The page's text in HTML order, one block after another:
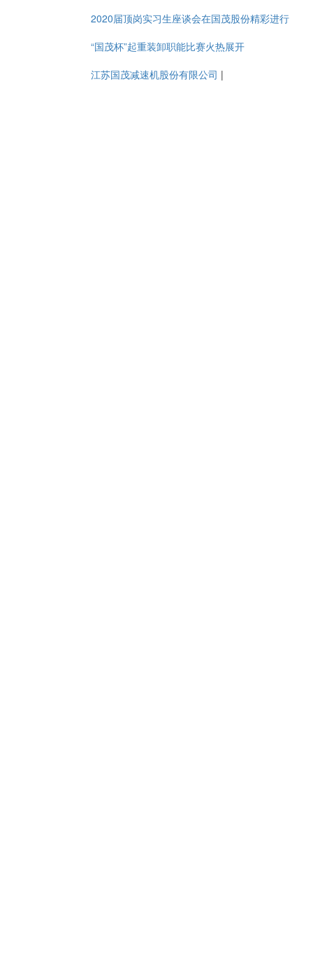
2020届顶岗实习生座谈会在国茂股份精彩进行
“国茂杯”起重装卸职能比赛火热展开
江苏国茂减速机股份有限公司 |